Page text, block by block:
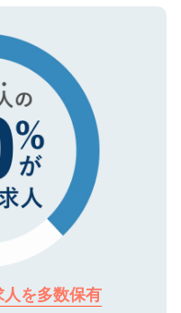
ご安心ください。
さい。
を多数保有